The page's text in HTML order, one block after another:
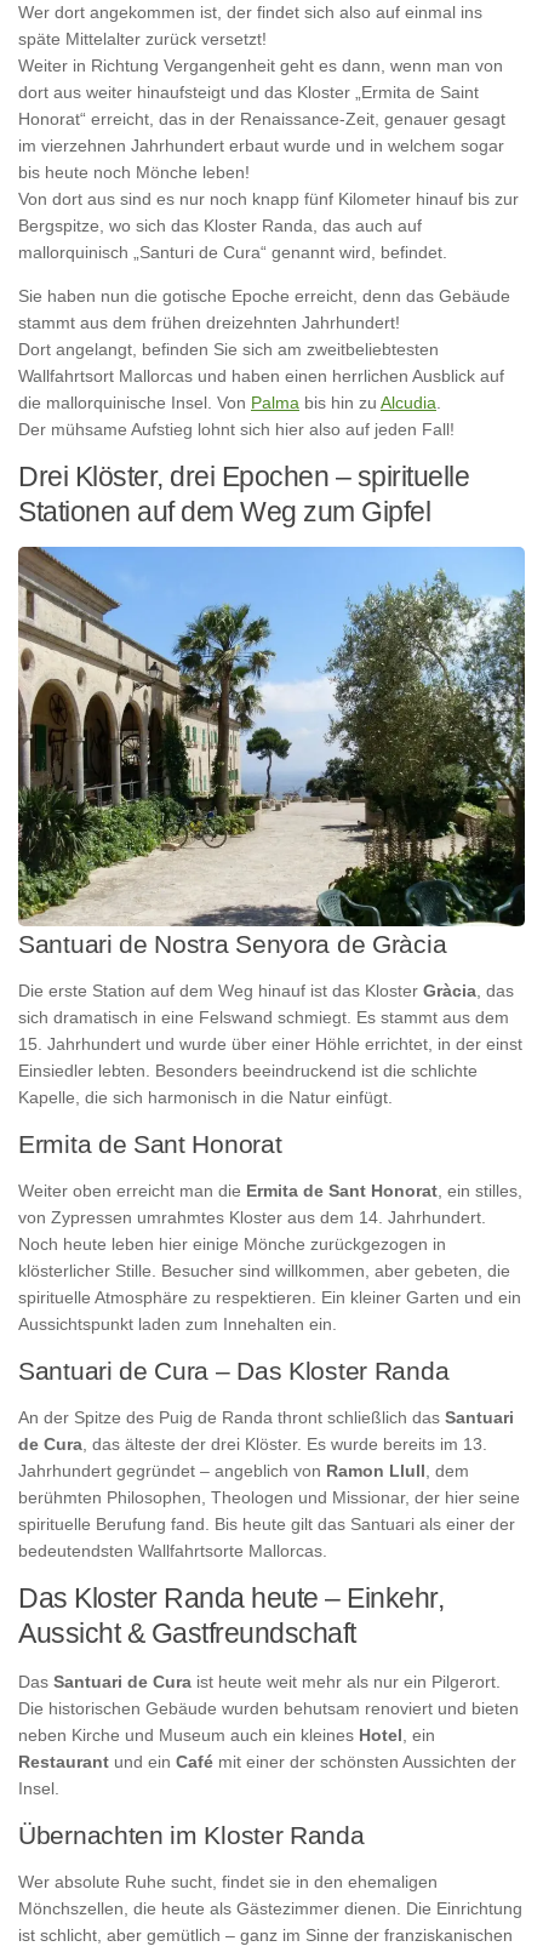
Wer dort angekommen ist, der findet sich also auf einmal ins
späte Mittelalter zurück versetzt!
Weiter in Richtung Vergangenheit geht es dann, wenn man von
dort aus weiter hinaufsteigt und das Kloster „Ermita de Saint
Honorat“ erreicht, das in der Renaissance-Zeit, genauer gesagt
im vierzehnen Jahrhundert erbaut wurde und in welchem sogar
bis heute noch Mönche leben!
Von dort aus sind es nur noch knapp fünf Kilometer hinauf bis zur
Bergspitze, wo sich das Kloster Randa, das auch auf
mallorquinisch „Santuri de Cura“ genannt wird, befindet.
Sie haben nun die gotische Epoche erreicht, denn das Gebäude
stammt aus dem frühen dreizehnten Jahrhundert!
Dort angelangt, befinden Sie sich am zweitbeliebtesten
Wallfahrtsort Mallorcas und haben einen herrlichen Ausblick auf
die mallorquinische Insel. Von Palma bis hin zu Alcudia
Der mühsame Aufstieg lohnt sich hier also auf jeden Fall!
Drei Klöster, drei Epochen – spirituelle
Stationen auf dem Weg zum Gipfel
Santuari de Nostra Senyora de Gràcia
Die erste Station auf dem Weg hinauf ist das Kloster Gràcia , das
sich dramatisch in eine Felswand schmiegt. Es stammt aus dem
15. Jahrhundert und wurde über einer Höhle errichtet, in der einst
Einsiedler lebten. Besonders beeindruckend ist die schlichte
Kapelle, die sich harmonisch in die Natur einfügt.
Ermita de Sant Honorat
Weiter oben erreicht man die Ermita de Sant Honorat , ein stilles,
von Zypressen umrahmtes Kloster aus dem 14. Jahrhundert.
Noch heute leben hier einige Mönche zurückgezogen in
klösterlicher Stille. Besucher sind willkommen, aber gebeten, die
spirituelle Atmosphäre zu respektieren. Ein kleiner Garten und ein
Aussichtspunkt laden zum Innehalten ein.
Santuari de Cura – Das Kloster Randa
An der Spitze des Puig de Randa thront schließlich das Santuari
de Cura , das älteste der drei Klöster. Es wurde bereits im 13.
Jahrhundert gegründet – angeblich von Ramon Llull , dem
berühmten Philosophen, Theologen und Missionar, der hier seine
spirituelle Berufung fand. Bis heute gilt das Santuari als einer der
bedeutendsten Wallfahrtsorte Mallorcas.
Das Kloster Randa heute – Einkehr,
Aussicht & Gastfreundschaft
Das Santuari de Cura ist heute weit mehr als nur ein Pilgerort.
Die historischen Gebäude wurden behutsam renoviert und bieten
neben Kirche und Museum auch ein kleines Hotel , ein
Restaurant und ein Café mit einer der schönsten Aussichten der
Insel.
Übernachten im Kloster Randa
Wer absolute Ruhe sucht, findet sie in den ehemaligen
Mönchszellen, die heute als Gästezimmer dienen. Die Einrichtung
ist schlicht, aber gemütlich – ganz im Sinne der franziskanischen